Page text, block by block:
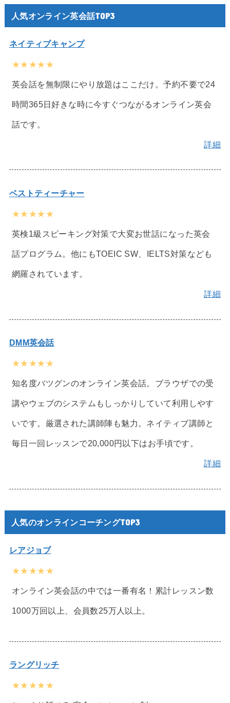
人気オンライン英会話TOP3
ネイティブキャンプ
★★★★★
英会話を無制限にやり放題はここだけ。予約不要で24
時間365日好きな時に今すぐつながるオンライン英会
話です。
詳細
ベストティーチャー
★★★★★
英検1級スピーキング対策で大変お世話になった英会
話プログラム。他にもTOEIC SW、IELTS対策なども
網羅されています。
詳細
DMM英会話
★★★★★
知名度バツグンのオンライン英会話。ブラウザでの受
講やウェブのシステムもしっかりしていて利用しやす
いです。厳選された講師陣も魅力。ネイティブ講師と
毎日一回レッスンで20,000円以下はお手頃です。
詳細
人気のオンラインコーチングTOP3
レアジョブ
★★★★★
オンライン英会話の中では一番有名！累計レッスン数
1000万回以上、会員数25万人以上。
ラングリッチ
★★★★★